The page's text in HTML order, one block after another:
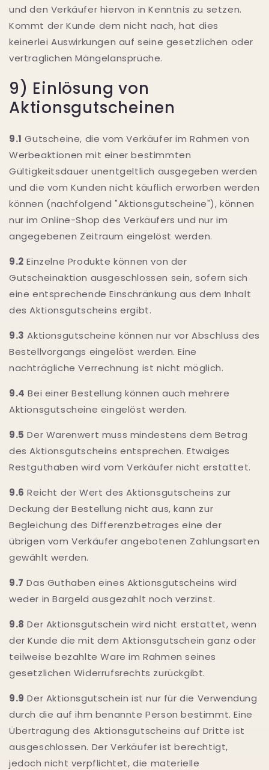
und den Verkäufer hiervon in Kenntnis zu setzen.
Kommt der Kunde dem nicht nach, hat dies
keinerlei Auswirkungen auf seine gesetzlichen oder
vertraglichen Mängelansprüche.
9) Einlösung von
Aktionsgutscheinen
9.1 Gutscheine, die vom Verkäufer im Rahmen von
Werbeaktionen mit einer bestimmten
Gültigkeitsdauer unentgeltlich ausgegeben werden
und die vom Kunden nicht käuflich erworben werden
können (nachfolgend "Aktionsgutscheine"), können
nur im Online-Shop des Verkäufers und nur im
angegebenen Zeitraum eingelöst werden.
9.2 Einzelne Produkte können von der
Gutscheinaktion ausgeschlossen sein, sofern sich
eine entsprechende Einschränkung aus dem Inhalt
des Aktionsgutscheins ergibt.
9.3 Aktionsgutscheine können nur vor Abschluss des
Bestellvorgangs eingelöst werden. Eine
nachträgliche Verrechnung ist nicht möglich.
9.4 Bei einer Bestellung können auch mehrere
Aktionsgutscheine eingelöst werden.
9.5 Der Warenwert muss mindestens dem Betrag
des Aktionsgutscheins entsprechen. Etwaiges
Restguthaben wird vom Verkäufer nicht erstattet.
9.6 Reicht der Wert des Aktionsgutscheins zur
Deckung der Bestellung nicht aus, kann zur
Begleichung des Differenzbetrages eine der
übrigen vom Verkäufer angebotenen Zahlungsarten
gewählt werden.
9.7 Das Guthaben eines Aktionsgutscheins wird
weder in Bargeld ausgezahlt noch verzinst.
9.8 Der Aktionsgutschein wird nicht erstattet, wenn
der Kunde die mit dem Aktionsgutschein ganz oder
teilweise bezahlte Ware im Rahmen seines
gesetzlichen Widerrufsrechts zurückgibt.
9.9 Der Aktionsgutschein ist nur für die Verwendung
durch die auf ihm benannte Person bestimmt. Eine
Übertragung des Aktionsgutscheins auf Dritte ist
ausgeschlossen. Der Verkäufer ist berechtigt,
jedoch nicht verpflichtet, die materielle